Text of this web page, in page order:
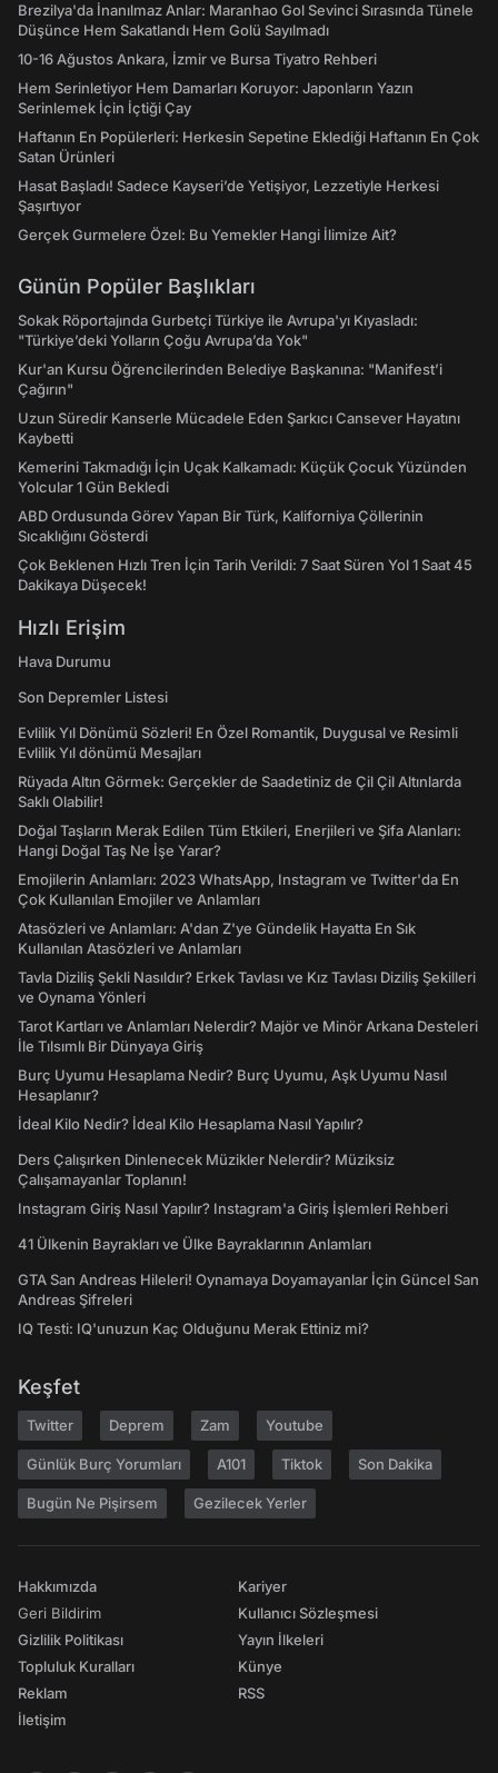
Brezilya'da İnanılmaz Anlar: Maranhao Gol Sevinci Sırasında Tünele
Düşünce Hem Sakatlandı Hem Golü Sayılmadı
10-16 Ağustos Ankara, İzmir ve Bursa Tiyatro Rehberi
Hem Serinletiyor Hem Damarları Koruyor: Japonların Yazın
Serinlemek İçin İçtiği Çay
Haftanın En Popülerleri: Herkesin Sepetine Eklediği Haftanın En Çok
Satan Ürünleri
Hasat Başladı! Sadece Kayseri’de Yetişiyor, Lezzetiyle Herkesi
Şaşırtıyor
Gerçek Gurmelere Özel: Bu Yemekler Hangi İlimize Ait?
Günün Popüler Başlıkları
Sokak Röportajında Gurbetçi Türkiye ile Avrupa'yı Kıyasladı:
"Türkiye’deki Yolların Çoğu Avrupa’da Yok"
Kur'an Kursu Öğrencilerinden Belediye Başkanına: "Manifest’i
Çağırın"
Uzun Süredir Kanserle Mücadele Eden Şarkıcı Cansever Hayatını
Kaybetti
Kemerini Takmadığı İçin Uçak Kalkamadı: Küçük Çocuk Yüzünden
Yolcular 1 Gün Bekledi
ABD Ordusunda Görev Yapan Bir Türk, Kaliforniya Çöllerinin
Sıcaklığını Gösterdi
Çok Beklenen Hızlı Tren İçin Tarih Verildi: 7 Saat Süren Yol 1 Saat 45
Dakikaya Düşecek!
Hızlı Erişim
Hava Durumu
Son Depremler Listesi
Evlilik Yıl Dönümü Sözleri! En Özel Romantik, Duygusal ve Resimli
Evlilik Yıl dönümü Mesajları
Rüyada Altın Görmek: Gerçekler de Saadetiniz de Çil Çil Altınlarda
Saklı Olabilir!
Doğal Taşların Merak Edilen Tüm Etkileri, Enerjileri ve Şifa Alanları:
Hangi Doğal Taş Ne İşe Yarar?
Emojilerin Anlamları: 2023 WhatsApp, Instagram ve Twitter'da En
Çok Kullanılan Emojiler ve Anlamları
Atasözleri ve Anlamları: A'dan Z'ye Gündelik Hayatta En Sık
Kullanılan Atasözleri ve Anlamları
Tavla Diziliş Şekli Nasıldır? Erkek Tavlası ve Kız Tavlası Diziliş Şekilleri
ve Oynama Yönleri
Tarot Kartları ve Anlamları Nelerdir? Majör ve Minör Arkana Desteleri
İle Tılsımlı Bir Dünyaya Giriş
Burç Uyumu Hesaplama Nedir? Burç Uyumu, Aşk Uyumu Nasıl
Hesaplanır?
İdeal Kilo Nedir? İdeal Kilo Hesaplama Nasıl Yapılır?
Ders Çalışırken Dinlenecek Müzikler Nelerdir? Müziksiz
Çalışamayanlar Toplanın!
Instagram Giriş Nasıl Yapılır? Instagram'a Giriş İşlemleri Rehberi
41 Ülkenin Bayrakları ve Ülke Bayraklarının Anlamları
GTA San Andreas Hileleri! Oynamaya Doyamayanlar İçin Güncel San
Andreas Şifreleri
IQ Testi: IQ'unuzun Kaç Olduğunu Merak Ettiniz mi?
Keşfet
Twitter Deprem Zam Youtube
Günlük Burç Yorumları A101 Tiktok Son Dakika
Bugün Ne Pişirsem Gezilecek Yerler
Hakkımızda
Geri Bildirim
Gizlilik Politikası
Topluluk Kuralları
Reklam
İletişim
Kariyer
Kullanıcı Sözleşmesi
Yayın İlkeleri
Künye
RSS